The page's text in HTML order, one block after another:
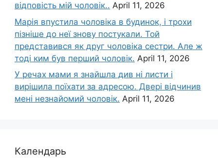
відповість мій чоловік.. April 11, 2026
Марія впустила чоловіка в будинок, і трохи
пізніше до неї знову постукали. Той
представився як друг чоловіка сестри. Але ж
тоді ким був перший чоловік. April 11, 2026
У речах мами я знайшла див ні листи і
вирішила поїхати за адресою. Двері відчинив
мені незнайомий чоловік. April 11, 2026
Календарь